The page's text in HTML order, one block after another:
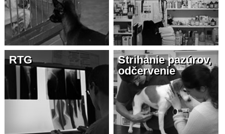
RTG
Strihanie pazúrov,
odčervenie